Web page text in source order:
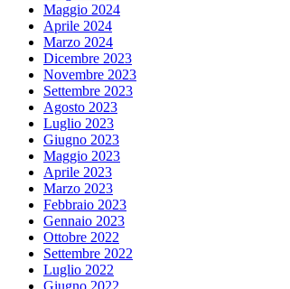
Maggio 2024
Aprile 2024
Marzo 2024
Dicembre 2023
Novembre 2023
Settembre 2023
Agosto 2023
Luglio 2023
Giugno 2023
Maggio 2023
Aprile 2023
Marzo 2023
Febbraio 2023
Gennaio 2023
Ottobre 2022
Settembre 2022
Luglio 2022